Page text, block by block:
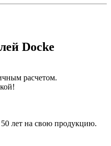
Docke
расчетом.
лет на свою продукцию.